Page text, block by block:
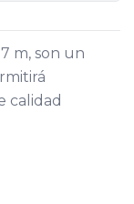
m, son un
calidad